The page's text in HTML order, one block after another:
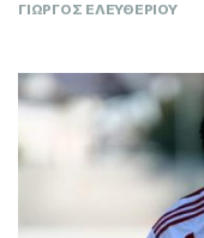
ΓΙΩΡΓΟΣ ΕΛΕΥΘΕΡΙΟΥ